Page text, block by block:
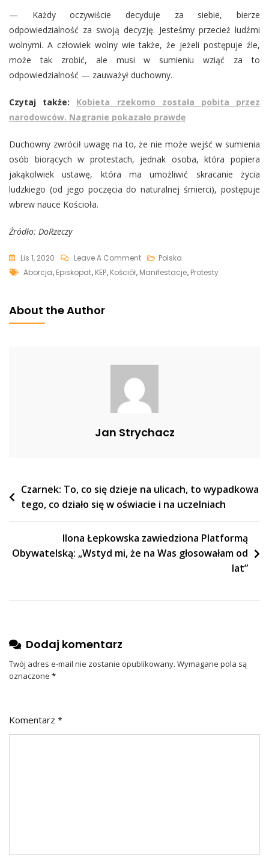
— Każdy oczywiście decyduje za siebie, bierze
odpowiedzialność za swoją decyzję. Jesteśmy przecież ludźmi
wolnymi. A człowiek wolny wie także, że jeżeli postępuje źle,
może tak zrobić, ale musi w sumieniu wziąć za to
odpowiedzialność — zauważył duchowny.
Czytaj także: Kobieta rzekomo została pobita przez
narodowców. Nagranie pokazało prawdę
Duchowny zwrócił uwagę na to, że nie może wejść w sumienia
osób biorących w protestach, jednak osoba, która popiera
jakąkolwiek ustawę, która ma umożliwić skracanie życia
ludzkiego (od jego poczęcia do naturalnej śmierci), postępuje
wbrew nauce Kościoła.
Źródło: DoRzeczy
Lis 1, 2020 Leave A CommentOn
Jesteś
Się
Ze
Stanowiskiem
KEP
Polska
Tags
Aborcja, Episkopat, KEP, Kościół, Manifestacje, Protesty
About the Author
Jan Strychacz
Nawigacja
wpisu
Czarnek: To, co się dzieje na ulicach, to wypadkowa
tego, co działo się w oświacie i na uczelniach
Ilona Łepkowska zawiedziona Platformą
Obywatelską: „Wstyd mi, że na Was głosowałam od
lat”
Dodaj komentarz
Twój adres e-mail nie zostanie opublikowany. Wymagane pola są
oznaczone *
Komentarz *